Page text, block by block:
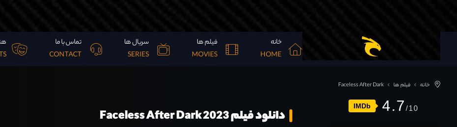
خانه
HOME
فیلم ها
MOVIES
سریال ها
SERIES
تماس با ما
CONTACT
خانه فیلم ها Faceless After Dark
IMDb 4.7
دانلود فیلم Faceless After Dark 2023